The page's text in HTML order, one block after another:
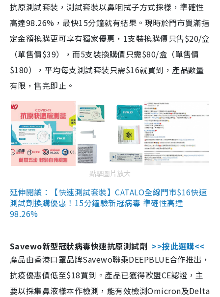
抗原測試套裝，測試套裝以鼻咽拭子方式採樣，準確性
高達98.26%，最快15分鐘就有結果。現時於門市買滿指
定金額換購更可享有獨家優惠，1支裝換購價只售$20/盒
（單售價$39），而5支裝換購價只需$80/盒（單售價
$180），平均每支測試套裝只需$16就買到，產品數量
有限，售完即止。
點擊圖片放大
延伸閱讀：【快速測試套裝】CATALO全線門市$16快速
測試劑換購優惠！15分鐘驗新冠病毒 準確性高達
98.26%
Savewo新型冠狀病毒快速抗原測試劑 >>按此選購<<
產品由香港口罩品牌Savewo聯乘DEEPBLUE合作推出，
抗疫優惠價低至$18買到。產品已獲得歐盟CE認證，主
要以採集鼻液樣本作檢測，能有效檢測Omicron及Delta